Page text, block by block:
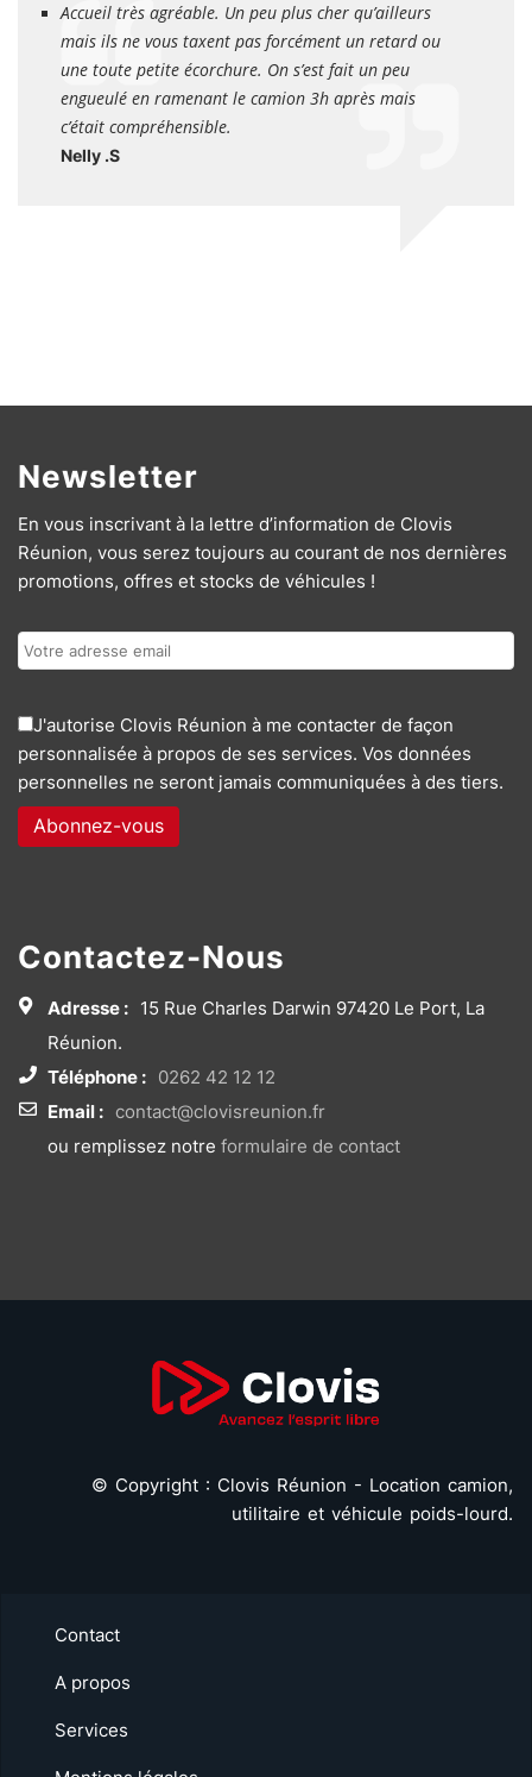
Accueil très agréable. Un peu plus cher qu’ailleurs
mais ils ne vous taxent pas forcément un retard ou
une toute petite écorchure. On s’est fait un peu
engueulé en ramenant le camion 3h après mais
c’était compréhensible.
Nelly .S
Newsletter
En vous inscrivant à la lettre d’information de Clovis
Réunion, vous serez toujours au courant de nos dernières
promotions, offres et stocks de véhicules !
J'autorise Clovis Réunion à me contacter de façon
personnalisée à propos de ses services. Vos données
personnelles ne seront jamais communiquées à des tiers.
Contactez-Nous
Adresse : 15 Rue Charles Darwin 97420 Le Port, La
Réunion.
Téléphone : 0262 42 12 12
Email : contact@clovisreunion.fr
ou remplissez notre formulaire de contact
© Copyright : Clovis Réunion - Location camion,
utilitaire et véhicule poids-lourd.
Contact
A propos
Services